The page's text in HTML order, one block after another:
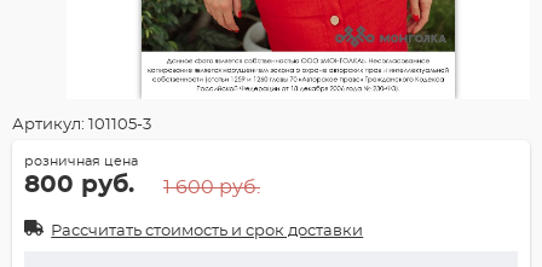
Артикул: 101105-3
розничная цена
800 руб. 1 600 руб.
Рассчитать стоимость и срок доставки